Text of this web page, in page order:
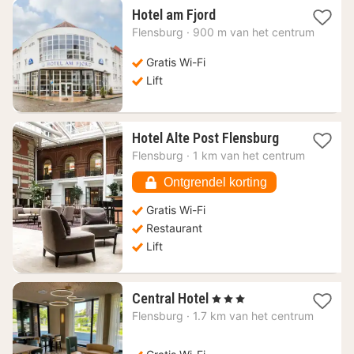
Hotel am Fjord1
nacht
Flensburg · 900 m van het centrum
Gratis Wi-Fi
Lift
Hotel Alte Post Flensburg1
nacht
Flensburg · 1 km van het centrum
Ontgrendel korting
Gratis Wi-Fi
Restaurant
Lift
Central Hotel 1
nacht
, 3 Sterren
Flensburg · 1.7 km van het centrum